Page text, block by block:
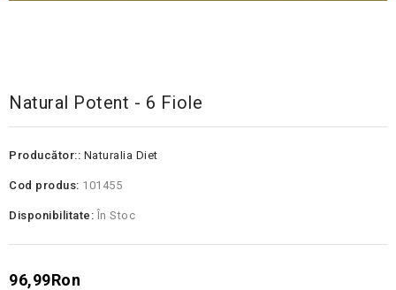
Natural Potent - 6 Fiole
Producător:: NaturaIia Diet
Cod produs: 101455
Disponibilitate: În Stoc
96,99Ron